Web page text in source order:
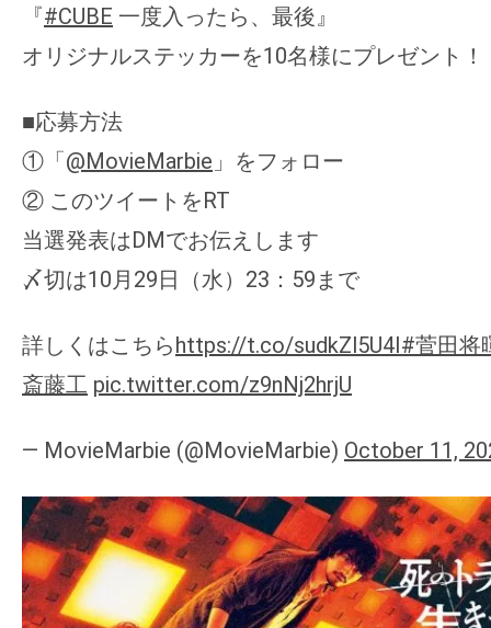
『#CUBE 一度入ったら、最後』
オリジナルステッカーを10名様にプレゼント！
■応募方法
①「@MovieMarbie 」をフォロー
② このツイートをRT
当選発表はDMでお伝えします
〆切は10月29日（水）23：59まで
詳しくはこちらhttps://t.co/sudkZl5U4I#菅田将
斎藤工 pic.twitter.com/z9nNj2hrjU
— MovieMarbie (@MovieMarbie) October 11,